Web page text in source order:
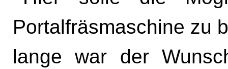
Portalfräsmaschine zu
lange war der